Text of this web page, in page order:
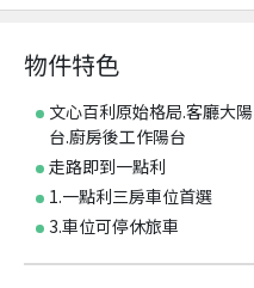
物件特色
文心百利原始格局.客廳大陽
台.廚房後工作陽台
走路即到一點利
1.一點利三房車位首選
3.車位可停休旅車